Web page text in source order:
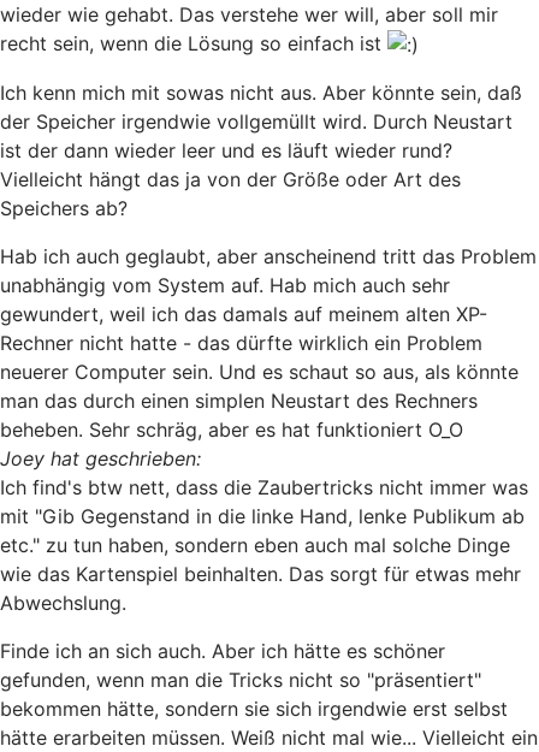
wieder wie gehabt. Das verstehe wer will, aber soll mir
recht sein, wenn die Lösung so einfach ist
Ich kenn mich mit sowas nicht aus. Aber könnte sein, daß
der Speicher irgendwie vollgemüllt wird. Durch Neustart
ist der dann wieder leer und es läuft wieder rund?
Vielleicht hängt das ja von der Größe oder Art des
Speichers ab?
Hab ich auch geglaubt, aber anscheinend tritt das Problem
unabhängig vom System auf. Hab mich auch sehr
gewundert, weil ich das damals auf meinem alten XP-
Rechner nicht hatte - das dürfte wirklich ein Problem
neuerer Computer sein. Und es schaut so aus, als könnte
man das durch einen simplen Neustart des Rechners
beheben. Sehr schräg, aber es hat funktioniert O_O
Joey hat geschrieben:
Ich find's btw nett, dass die Zaubertricks nicht immer was
mit "Gib Gegenstand in die linke Hand, lenke Publikum ab
etc." zu tun haben, sondern eben auch mal solche Dinge
wie das Kartenspiel beinhalten. Das sorgt für etwas mehr
Abwechslung.
Finde ich an sich auch. Aber ich hätte es schöner
gefunden, wenn man die Tricks nicht so "präsentiert"
bekommen hätte, sondern sie sich irgendwie erst selbst
hätte erarbeiten müssen. Weiß nicht mal wie... Vielleicht ein